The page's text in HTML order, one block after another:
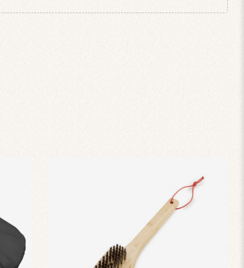
вы можете прочитать в разделе
через указанные на этой странице